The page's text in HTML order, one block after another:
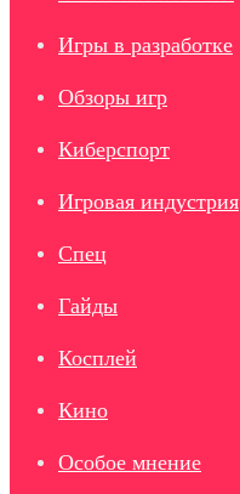
Игры в разработке
Обзоры игр
Киберспорт
Игровая индустрия
Спец
Гайды
Косплей
Кино
Особое мнение